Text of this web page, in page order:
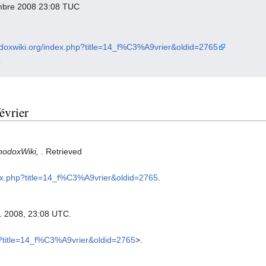
2008 23:08 TUC
index.php?title=14_f%C3%A9vrier&oldid=2765
. Retrieved
2008, 23:08 UTC.
>.